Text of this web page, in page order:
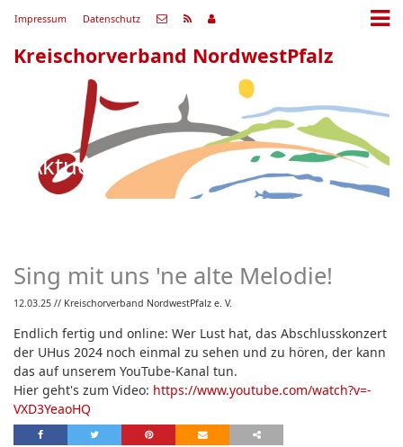
Impressum Datenschutz
Kreischorverband NordwestPfalz
Aktuell
Sing mit uns 'ne alte Melodie!
12.03.25 // Kreischorverband NordwestPfalz e. V.
Endlich fertig und online: Wer Lust hat, das Abschlusskonzert
der UHus 2024 noch einmal zu sehen und zu hören, der kann
das auf unserem YouTube-Kanal tun.
Hier geht's zum Video: https://www.youtube.com/watch?v=-
VXD3YeaoHQ